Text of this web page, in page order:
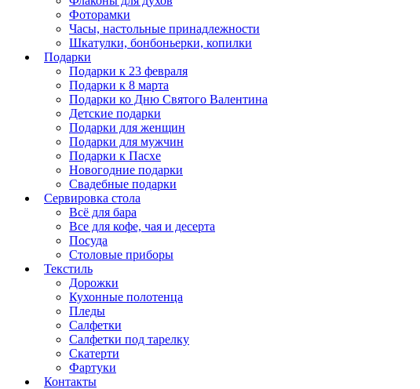
Фоторамки
Часы, настольные принадлежности
Шкатулки, бонбоньерки, копилки
Подарки
Подарки к 23 февраля
Подарки к 8 марта
Подарки ко Дню Святого Валентина
Детские подарки
Подарки для женщин
Подарки для мужчин
Подарки к Пасхе
Новогодние подарки
Свадебные подарки
Сервировка стола
Всё для бара
Все для кофе, чая и десерта
Посуда
Столовые приборы
Текстиль
Дорожки
Кухонные полотенца
Пледы
Салфетки
Салфетки под тарелку
Скатерти
Фартуки
Контакты